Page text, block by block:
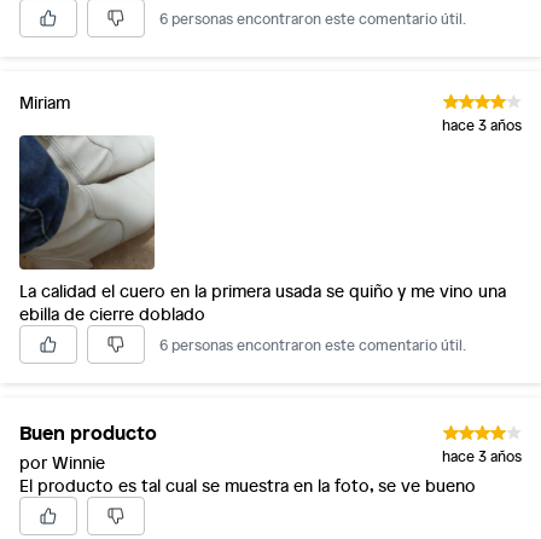
6 personas encontraron este comentario útil.
Miriam
hace 3 años
La calidad el cuero en la primera usada se quiño y me vino una
ebilla de cierre doblado
6 personas encontraron este comentario útil.
Buen producto
por Winnie hace 3 años
El producto es tal cual se muestra en la foto, se ve bueno